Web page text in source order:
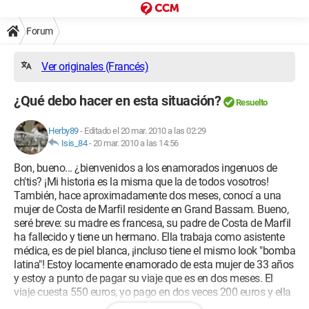
Forum
Ver originales (Francés)
¿Qué debo hacer en esta situación? Resuelto
Herby89- Editado el 20 mar. 2010 a las 02:29
Isis_84-20 mar. 2010 a las 14:56
Bon, bueno... ¿bienvenidos a los enamorados ingenuos de
ch'tis? ¡Mi historia es la misma que la de todos vosotros!
También, hace aproximadamente dos meses, conocí a una
mujer de Costa de Marfil residente en Grand Bassam. Bueno,
seré breve: su madre es francesa, su padre de Costa de Marfil
ha fallecido y tiene un hermano. Ella trabaja como asistente
médica, es de piel blanca, ¡incluso tiene el mismo look "bomba
latina"! Estoy locamente enamorado de esta mujer de 33 años
y estoy a punto de pagar su viaje que es en dos meses. El
viaje cuesta 550 euros, yo pago en dos veces 200 euros y ella
se encarga de los trámites administrativos a través de un tío y